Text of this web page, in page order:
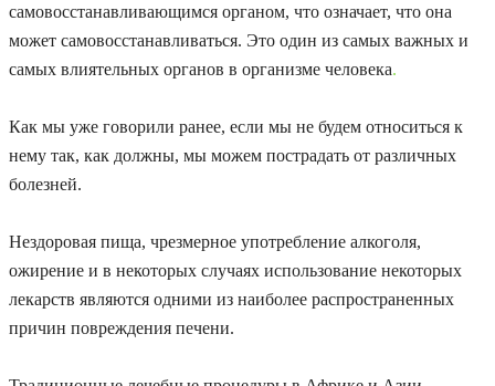
самовосстанавливающимся органом, что означает, что она
может самовосстанавливаться. Это один из самых важных и
самых влиятельных органов в организме человека.
Как мы уже говорили ранее, если мы не будем относиться к
нему так, как должны, мы можем пострадать от различных
болезней.
Нездоровая пища, чрезмерное употребление алкоголя,
ожирение и в некоторых случаях использование некоторых
лекарств являются одними из наиболее распространенных
причин повреждения печени.